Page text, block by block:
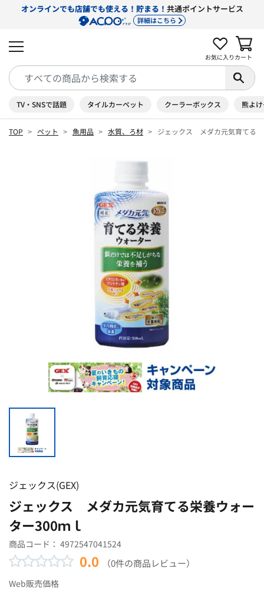
オンラインでも店舗でも使える！貯まる！ 共通ポイントサービス
詳細はこちら
お気に入り カート
TV・SNSで話題 タイルカーペット クーラーボックス 熊よ
TOP ペット 魚用品 水質、ろ材 ジェックス メダカ元気育てる
ジェックス(GEX)
ジェックス メダカ元気育てる栄養ウォー
ター300ｍｌ
商品コード： 4972547041524
0.0 （0件の商品レビュー）
Web販売価格